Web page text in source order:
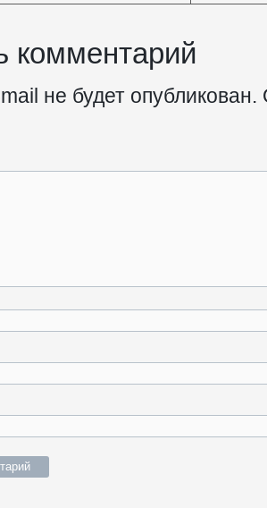
комментарий
не будет опубликован.